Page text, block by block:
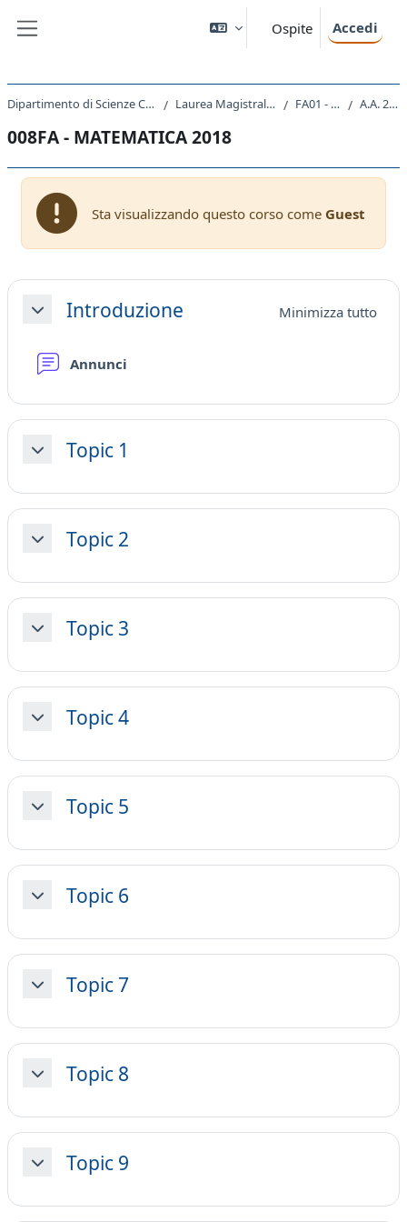
Ospite Accedi
Dipartimento di Scienze Chimiche e Farmaceutiche Laurea Magistrale Ciclo Unico 5 anni FA01 - FARMACIA A.A. 2018 - 2019
008FA - MATEMATICA 2018
Sta visualizzando questo corso come Guest
Schema della sezione
MinimizzaIntroduzione Minimizza tutto
Annunci
MinimizzaTopic 1
MinimizzaTopic 2
MinimizzaTopic 3
MinimizzaTopic 4
MinimizzaTopic 5
MinimizzaTopic 6
MinimizzaTopic 7
MinimizzaTopic 8
MinimizzaTopic 9